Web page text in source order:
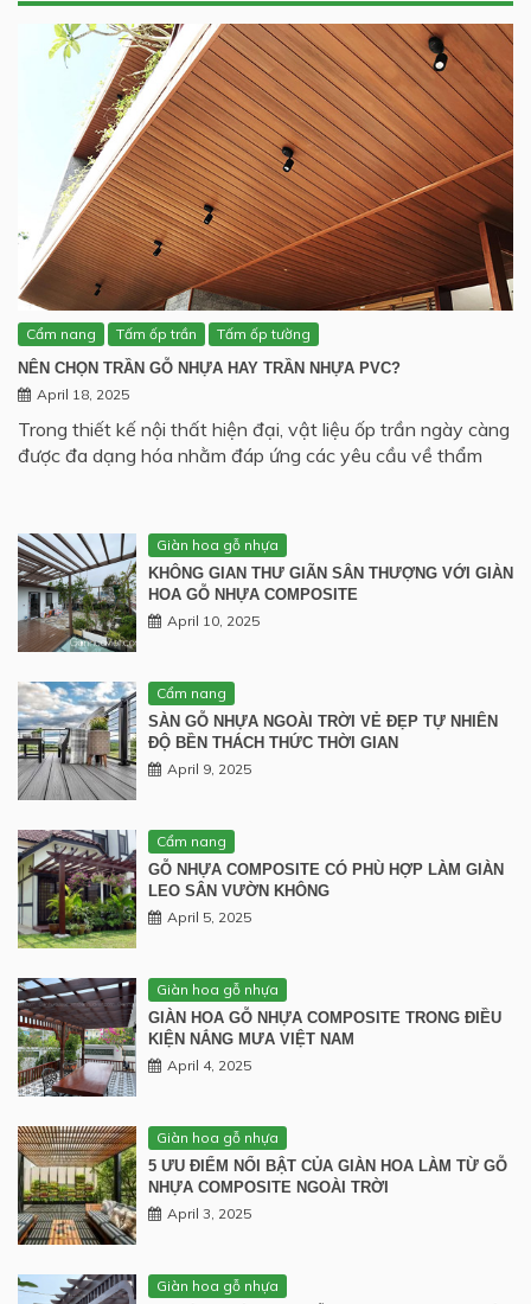
Cẩm nang Tấm ốp trần
Tấm ốp tường
NÊN CHỌN TRẦN GỖ NHỰA HAY TRẦN NHỰA PVC?
April 18, 2025
Trong thiết kế nội thất hiện đại, vật liệu ốp trần ngày càng
được đa dạng hóa nhằm đáp ứng các yêu cầu về thẩm
Giàn hoa gỗ nhựa
KHÔNG GIAN THƯ GIÃN SÂN THƯỢNG VỚI GIÀN
HOA GỖ NHỰA COMPOSITE
April 10, 2025
Cẩm nang
SÀN GỖ NHỰA NGOÀI TRỜI VẺ ĐẸP TỰ NHIÊN
ĐỘ BỀN THÁCH THỨC THỜI GIAN
April 9, 2025
Cẩm nang
GỖ NHỰA COMPOSITE CÓ PHÙ HỢP LÀM GIÀN
LEO SÂN VƯỜN KHÔNG
April 5, 2025
Giàn hoa gỗ nhựa
GIÀN HOA GỖ NHỰA COMPOSITE TRONG ĐIỀU
KIỆN NẮNG MƯA VIỆT NAM
April 4, 2025
Giàn hoa gỗ nhựa
5 ƯU ĐIỂM NỔI BẬT CỦA GIÀN HOA LÀM TỪ GỖ
NHỰA COMPOSITE NGOÀI TRỜI
April 3, 2025
Giàn hoa gỗ nhựa